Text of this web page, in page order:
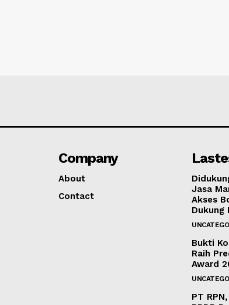
Company
About
Contact
Jasa
Akses
Dukung
Bukti
Raih
Award
PT